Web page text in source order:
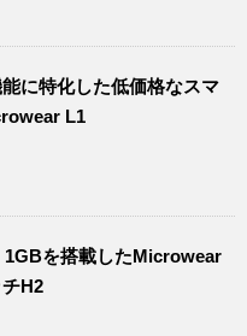
に特化した低価格なスマ
L1
1GBを搭載したMicrowear
H2